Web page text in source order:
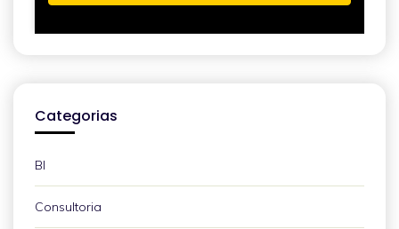
Categorias
BI
Consultoria